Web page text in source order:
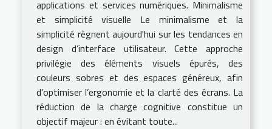
applications et services numériques. Minimalisme
et simplicité visuelle Le minimalisme et la
simplicité règnent aujourd'hui sur les tendances en
design d’interface utilisateur. Cette approche
privilégie des éléments visuels épurés, des
couleurs sobres et des espaces généreux, afin
d’optimiser l’ergonomie et la clarté des écrans. La
réduction de la charge cognitive constitue un
objectif majeur : en évitant toute...